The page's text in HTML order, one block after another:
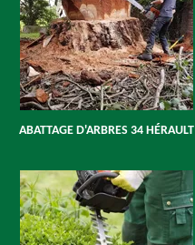
ABATTAGE D'ARBRES 34 HÉRAULT